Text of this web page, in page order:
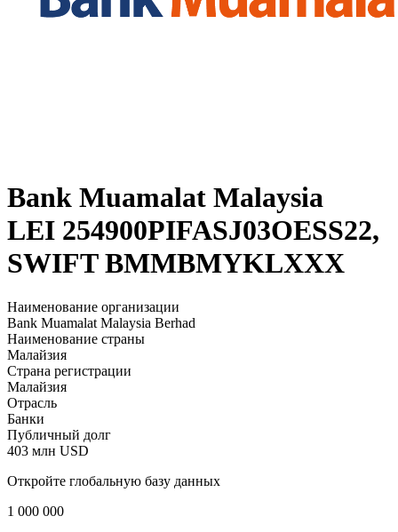
Bank Muamalat Malaysia
LEI 254900PIFASJ03OESS22,
SWIFT BMMBMYKLXXX
Наименование организации
Bank Muamalat Malaysia Berhad
Наименование страны
Малайзия
Страна регистрации
Малайзия
Отрасль
Банки
Публичный долг
403 млн USD
Откройте глобальную базу данных
1 000 000